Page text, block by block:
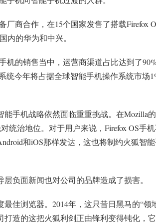
厂商合作，在15个国家发售了搭载Firefox
内的华为和中兴。
机的销售当中，运营商渠道占比达到了
统今年将占据全球智能手机操作系统市场
手机战略依然面临重重挑战。在Mozilla
统治地位。对于用户来说，Firefox OS手
和iOS那样发达，这也将制约火狐智
负面新闻也对公司的品牌造成了损害。
佳浏览器。2014年，这只昔日黑马的“领
造的这把火狐利剑正由锋利变得钝化，